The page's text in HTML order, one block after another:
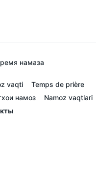
намаза
vaqti
Temps de prière
намоз
Namoz vaqtlari